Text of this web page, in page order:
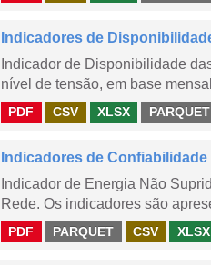
Indicadores de
Indicador de Disponibilidade
nível de tensão, em base
PDF CSV XLSX PARQUET
Indicadores de
Indicador de Energia Não
Rede. Os indicadores são
PDF PARQUET CSV XLSX